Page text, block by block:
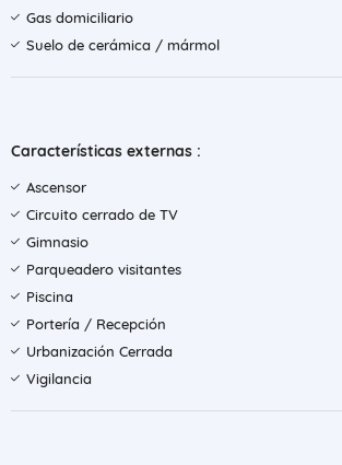
Gas domiciliario
Suelo de cerámica / mármol
Características externas :
Ascensor
Circuito cerrado de TV
Gimnasio
Parqueadero visitantes
Piscina
Portería / Recepción
Urbanización Cerrada
Vigilancia